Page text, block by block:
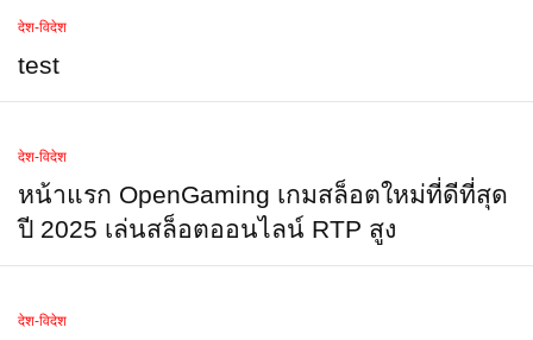
देश-विदेश
test
देश-विदेश
หน้าแรก OpenGaming เกมสล็อตใหม่ที่ดีที่สุด
ปี 2025 เล่นสล็อตออนไลน์ RTP สูง
देश-विदेश